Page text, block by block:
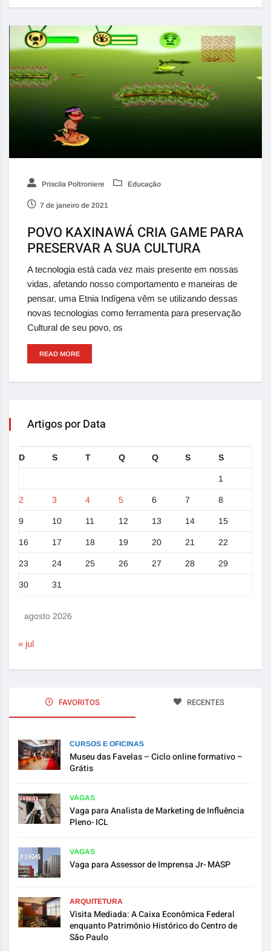
Priscila Poltroniere Educação
7 de janeiro de 2021
POVO KAXINAWÁ CRIA GAME PARA
PRESERVAR A SUA CULTURA
A tecnologia está cada vez mais presente em nossas
vidas, afetando nosso comportamento e maneiras de
pensar, uma Etnia Indígena vêm se utilizando dessas
novas tecnologias como ferramenta para preservação
Cultural de seu povo, os
READ MORE
Artigos por Data
agosto 2026
D S T Q Q S S
1
2 3 4 5 6 7 8
9 10 11 12 13 14 15
16 17 18 19 20 21 22
23 24 25 26 27 28 29
30 31
« jul
FAVORITOS RECENTES
CURSOS E OFICINAS
Museu das Favelas – Ciclo online formativo –
Grátis
VAGAS
Vaga para Analista de Marketing de Influência
Pleno- ICL
VAGAS
Vaga para Assessor de Imprensa Jr- MASP
ARQUITETURA
Visita Mediada: A Caixa Econômica Federal
enquanto Patrimônio Histórico do Centro de
São Paulo